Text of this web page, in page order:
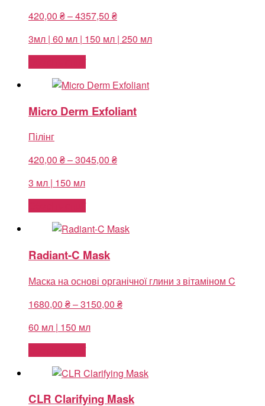
420,00 ₴–4357,50 ₴Price
420,00 ₴
3мл | 60 мл | 150 мл | 250 мл
Micro Derm Exfoliant
Пілінг
420,00 ₴–3045,00 ₴Price
3 мл | 150 мл
Radiant-C Mask
Маска на основі органічної глини з вітаміном C
1680,00 ₴–3150,00 ₴Price
60 мл | 150 мл
CLR Clarifying Mask